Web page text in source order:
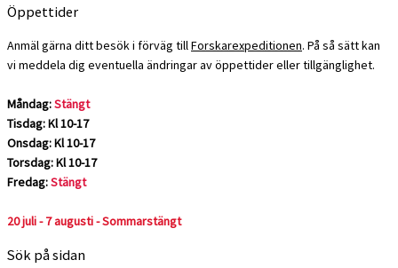
Öppettider
Anmäl gärna ditt besök i förväg tillForskarexpeditionen. På så sätt kan
vi meddela dig eventuella ändringar av öppettider eller tillgänglighet.
Måndag:Stängt
Tisdag: Kl 10-17
Onsdag: Kl 10-17
Torsdag: Kl 10-17
Fredag:Stängt
20 juli - 7 augusti - Sommarstängt
Sök på sidan